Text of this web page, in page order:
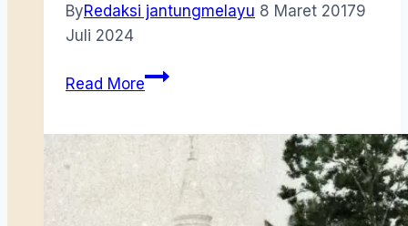
ByRedaksi jantungmelayu 8 Maret 20179
Juli 2024
Read MoreTeater
di